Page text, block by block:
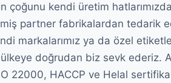
çoğunu kendi üretim
partner fabrikalardan tedarik
markalarımız ya da özel
doğrudan biz sevk ederiz.
22000, HACCP ve Helal